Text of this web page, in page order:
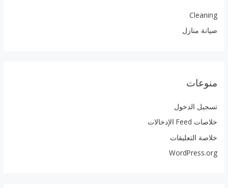
Cleaning
صيانة منازل
منوعات
تسجيل الدخول
خلاصات Feed الإدخالات
خلاصة التعليقات
WordPress.org